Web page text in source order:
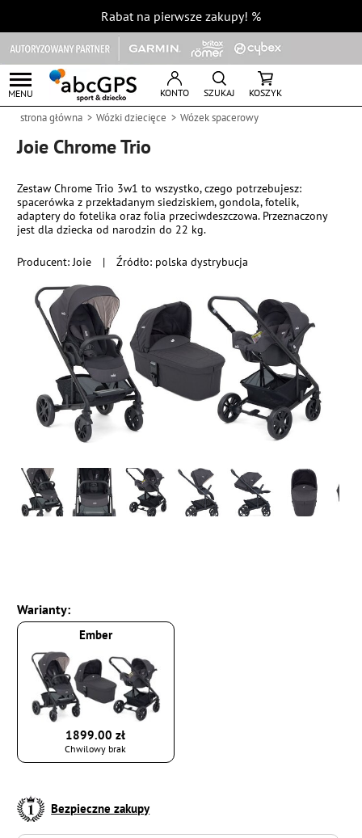
Rabat na pierwsze zakupy! %
MENU KONTO SZUKAJ KOSZYK
strona główna Wózki dziecięce Wózek spacerowy
Joie Chrome Trio
Producent:Joie | Źródło: polska dystrybucja
Zestaw Chrome Trio 3w1 to wszystko, czego potrzebujesz:
spacerówka z przekładanym siedziskiem, gondola, fotelik,
adaptery do fotelika oraz folia przeciwdeszczowa. Przeznaczony
jest dla dziecka od narodzin do 22 kg.
Warianty:
Ember
1899.00 zł
Chwilowy brak
Bezpieczne zakupy